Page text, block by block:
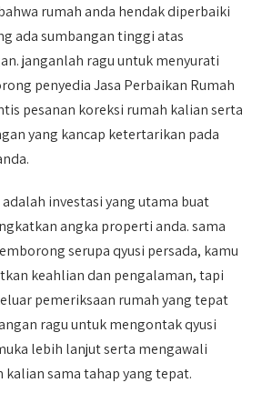
rumah anda hendak diperbaiki
ada sumbangan tinggi atas
janganlah ragu untuk menyurati
penyedia Jasa Perbaikan Rumah
pesanan koreksi rumah kalian serta
yang kancap ketertarikan pada
investasi yang utama buat
angka properti anda. sama
serupa qyusi persada, kamu
keahlian dan pengalaman, tapi
pemeriksaan rumah yang tepat
ragu untuk mengontak qyusi
lebih lanjut serta mengawali
kalian sama tahap yang tepat.